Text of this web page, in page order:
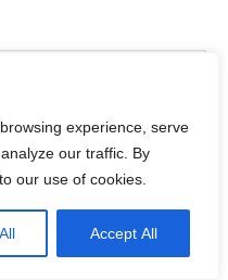
experience, serve
our traffic. By
our use of cookies.
Accept All
Ένα από τα εμβληματικότερα εστιατόρια του νησιού, επιστρέφει πιο φρέσκο και ανανεωμένο όσο ποτέ. Από τις 9 Ιουνίου…